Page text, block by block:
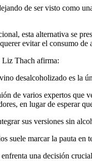
de ser visto como
esta alternativa se
evitar el consumo
Liz Thach afirma:
desalcoholizado es la
de varios expertos que
en lugar de esperar
sus versiones sin
suele marcar la pauta
una decisión